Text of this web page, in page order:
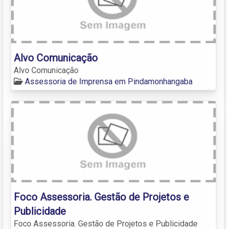
Alvo Comunicação
Alvo Comunicação
Assessoria de Imprensa em Pindamonhangaba
Foco Assessoria. Gestão de Projetos e
Publicidade
Foco Assessoria. Gestão de Projetos e Publicidade